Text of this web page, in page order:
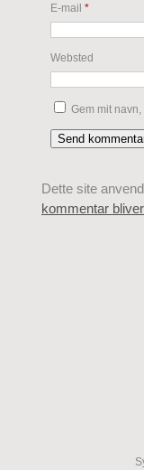
E-mail *
Websted
Gem mit
Dette site
kommentar